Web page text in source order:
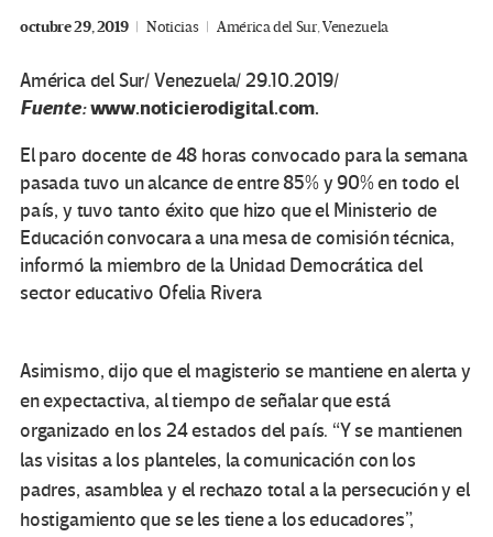
octubre 29, 2019 Noticias América del Sur,Venezuela
América del Sur/ Venezuela/ 29.10.2019/
Fuente:www.noticierodigital.com.
El paro docente de 48 horas convocado para la semana
pasada tuvo un alcance de entre 85% y 90% en todo el
país, y tuvo tanto éxito que hizo que el Ministerio de
Educación convocara a una mesa de comisión técnica,
informó la miembro de la Unidad Democrática del
sector educativo Ofelia Rivera
Asimismo, dijo que el magisterio se mantiene en alerta y
en expectactiva, al tiempo de señalar que está
organizado en los 24 estados del país. “Y se mantienen
las visitas a los planteles, la comunicación con los
padres, asamblea y el rechazo total a la persecución y el
hostigamiento que se les tiene a los educadores”,